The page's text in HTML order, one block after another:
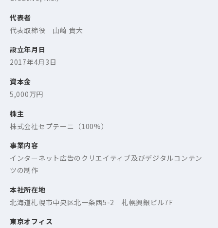
代表者
代表取締役 山崎 貴大
設立年月日
2017年4月3日
資本金
5,000万円
株主
株式会社セプテーニ（100%）
事業内容
インターネット広告のクリエイティブ及びデジタルコンテン
ツの制作
本社所在地
北海道札幌市中央区北一条西5-2 札幌興銀ビル7F
東京オフィス